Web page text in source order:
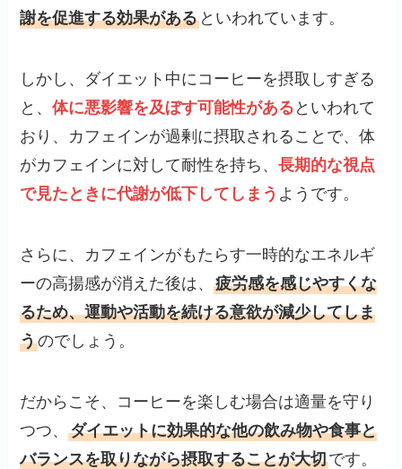
謝を促進する効果がある といわれています。
しかし、ダイエット中にコーヒーを摂取しすぎる
と、体に悪影響を及ぼす可能性がある といわれて
おり、カフェインが過剰に摂取されることで、体
がカフェインに対して耐性を持ち、長期的な視点
で見たときに代謝が低下してしま う ようです。
さらに、カフェインがもたらす一時的なエネルギ
ーの高揚感が消えた後は、疲労感を感じやすくな
るため、運動や活動を続ける意欲が減少してしま
うのでしょう。
だからこそ、コーヒーを楽しむ場合は適量を守り
つつ、ダイエットに効果的な他の飲み物や食事と
バランスを取りながら摂取することが大切です。